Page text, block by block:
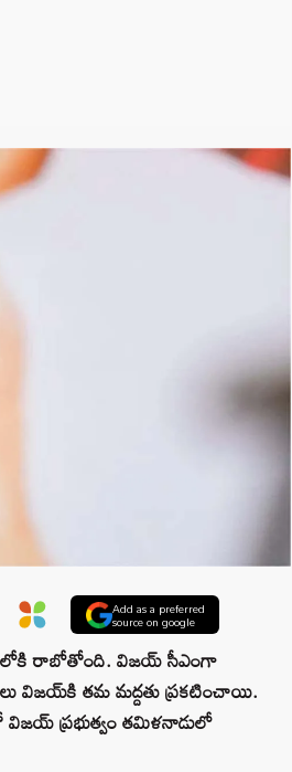
Add as a preferred
source on google
రాబోతోంది. విజయ్ సీఎంగా
విజయ్‌కి తమ మద్దతు ప్రకటించాయి.
విజయ్ ప్రభుత్వం తమిళనాడులో